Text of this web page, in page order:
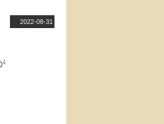
2022-08-31